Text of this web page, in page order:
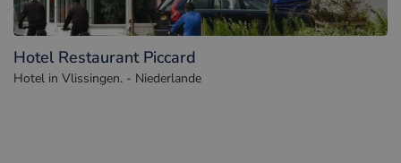
Hotel Restaurant Piccard
Hotel in Vlissingen. - Niederlande